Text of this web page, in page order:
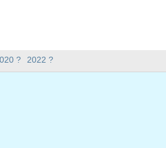
? 2022 ?
il en 2021 en Etats-Unis (Federal